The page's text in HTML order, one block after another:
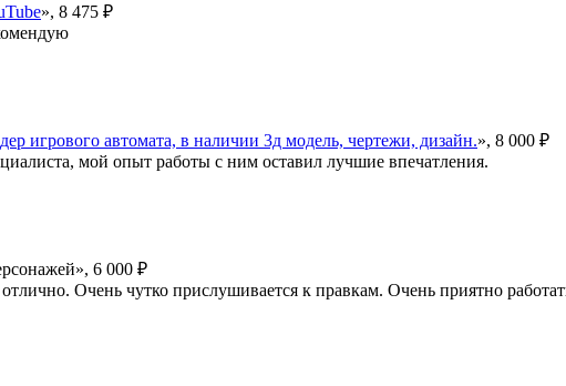
», 8 475 ₽
игрового автомата, в наличии 3д модель, чертежи, дизайн.», 8 000 ₽
мой опыт работы с ним оставил лучшие впечатления.
6 000 ₽
Очень чутко прислушивается к правкам. Очень приятно